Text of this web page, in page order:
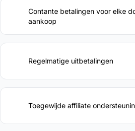
Contante betalingen voor elke
aankoop
Regelmatige uitbetalingen
Toegewijde affiliate